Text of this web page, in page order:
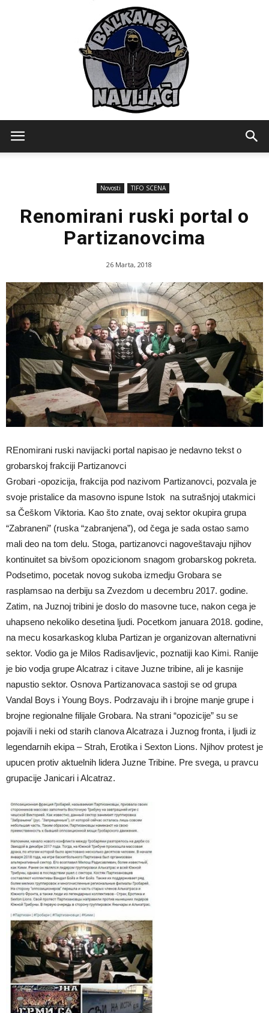
Novosti TIFO SCENA
Renomirani ruski portal o
Partizanovcima
26 Marta, 2018
REnomirani ruski navijacki portal napisao je nedavno tekst o
grobarskoj frakciji Partizanovci
Grobari -opozicija, frakcija pod nazivom Partizanovci, pozvala je
svoje pristalice da masovno ispune Istok na sutrašnjoj utakmici
sa Češkom Viktoria. Kao što znate, ovaj sektor okupira grupa
“Zabraneni” (ruska “zabranjena”), od čega je sada ostao samo
mali deo na tom delu. Stoga, partizanovci nagoveštavaju njihov
kontinuitet sa bivšom opozicionom snagom grobarskog pokreta.
Podsetimo, pocetak novog sukoba izmedju Grobara se
rasplamsao na derbiju sa Zvezdom u decembru 2017. godine.
Zatim, na Juznoj tribini je doslo do masovne tuce, nakon cega je
uhapseno nekoliko desetina ljudi. Pocetkom januara 2018. godine,
na mecu kosarkaskog kluba Partizan je organizovan alternativni
sektor. Vodio ga je Milos Radisavljevic, poznatiji kao Kimi. Ranije
je bio vodja grupe Alcatraz i citave Juzne tribine, ali je kasnije
napustio sektor. Osnova Partizanovaca sastoji se od grupa
Vandal Boys i Young Boys. Podrzavaju ih i brojne manje grupe i
brojne regionalne filijale Grobara. Na strani “opozicije” su se
pojavili i neki od starih clanova Alcatraza i Juznog fronta, i ljudi iz
legendarnih ekipa – Strah, Erotika i Sexton Lions. Njihov protest je
upucen protiv aktuelnih lidera Juzne Tribine. Pre svega, u pravcu
grupacije Janicari i Alcatraz.